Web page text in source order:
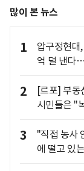
많이 본 뉴스
1
압구정현대
억 덜 낸다
2
[르포] 부
시민들은 "
3
"직접 농사
에 떨고 있